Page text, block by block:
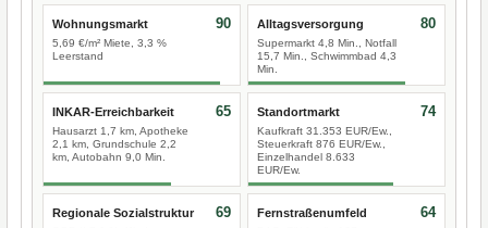
Wohnungsmarkt
5,69 €/m² Miete, 3,3 %
Leerstand
90 Alltagsversorgung
Supermarkt 4,8 Min., Notfall
15,7 Min., Schwimmbad 4,3
Min.
80
INKAR-Erreichbarkeit
Hausarzt 1,7 km, Apotheke
2,1 km, Grundschule 2,2
km, Autobahn 9,0 Min.
65 Standortmarkt
Kaufkraft 31.353 EUR/Ew.,
Steuerkraft 876 EUR/Ew.,
Einzelhandel 8.633
EUR/Ew.
74
Regionale Sozialstruktur 69 Fernstraßenumfeld 64